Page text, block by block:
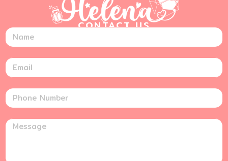
CONTACT US